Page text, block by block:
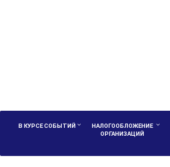
В КУРСЕ СОБЫТИЙ
НАЛОГООБЛОЖЕНИЕ
ОРГАНИЗАЦИЙ